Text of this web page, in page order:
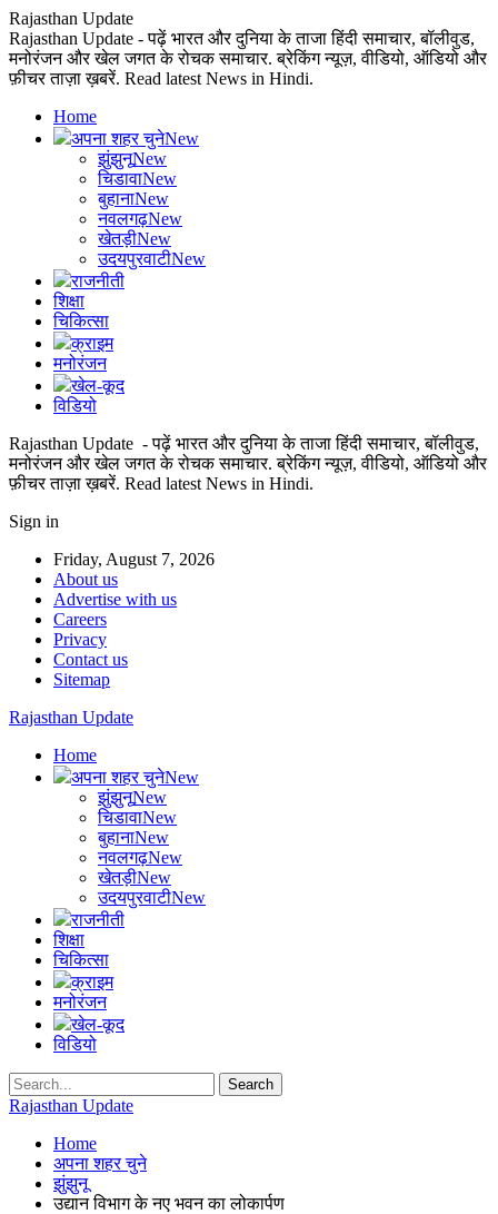
Rajasthan Update
Rajasthan Update - पढ़ें भारत और दुनिया के ताजा हिंदी समाचार, बॉलीवुड,
मनोरंजन और खेल जगत के रोचक समाचार. ब्रेकिंग न्यूज़, वीडियो, ऑडियो और
फ़ीचर ताज़ा ख़बरें. Read latest News in Hindi.
Home
अपना शहर चुनेNew
झुंझुनूNew
चिडावाNew
बुहानाNew
नवलगढ़New
खेतड़ीNew
उदयपुरवाटीNew
राजनीती
शिक्षा
चिकित्सा
क्राइम
मनोरंजन
खेल-कूद
विडियो
Rajasthan Update - पढ़ें भारत और दुनिया के ताजा हिंदी समाचार, बॉलीवुड,
मनोरंजन और खेल जगत के रोचक समाचार. ब्रेकिंग न्यूज़, वीडियो, ऑडियो और
फ़ीचर ताज़ा ख़बरें. Read latest News in Hindi.
Sign in
Friday, August 7, 2026
About us
Advertise with us
Careers
Privacy
Contact us
Sitemap
Rajasthan Update
Home
अपना शहर चुनेNew
झुंझुनूNew
चिडावाNew
बुहानाNew
नवलगढ़New
खेतड़ीNew
उदयपुरवाटीNew
राजनीती
शिक्षा
चिकित्सा
क्राइम
मनोरंजन
खेल-कूद
विडियो
Rajasthan Update
Home
अपना शहर चुने
झुंझुनू
उद्यान विभाग के नए भवन का लोकार्पण